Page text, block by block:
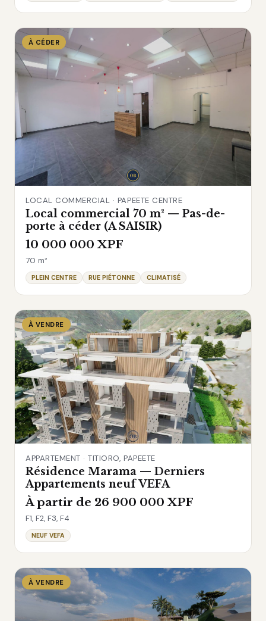
À CÉDER
LOCAL COMMERCIAL · PAPEETE CENTRE
Local commercial 70 m² — Pas-de-
porte à céder (A SAISIR)
10 000 000 XPF
70 m²
PLEIN CENTRE RUE PIÉTONNE CLIMATISÉ
À VENDRE
APPARTEMENT · TITIORO, PAPEETE
Résidence Marama — Derniers
Appartements neuf VEFA
À partir de 26 900 000 XPF
F1, F2, F3, F4
NEUF VEFA
À VENDRE